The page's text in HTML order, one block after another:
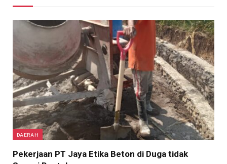
DAERAH
Pekerjaan PT Jaya Etika Beton di Duga tidak